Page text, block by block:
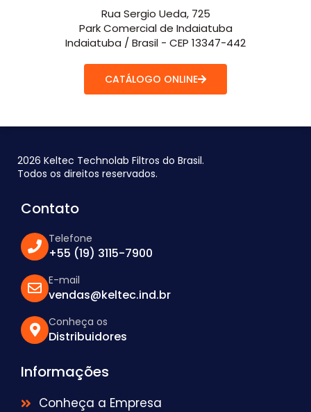
Rua Sergio Ueda, 725
Park Comercial de Indaiatuba
Indaiatuba / Brasil - CEP 13347-442
CATÁLOGO ONLINE
2026 Keltec Technolab Filtros do Brasil.
Todos os direitos reservados.
Contato
Telefone
+55 (19) 3115-7900
E-mail
vendas@keltec.ind.br
Conheça os
Distribuidores
Informações
Conheça a Empresa